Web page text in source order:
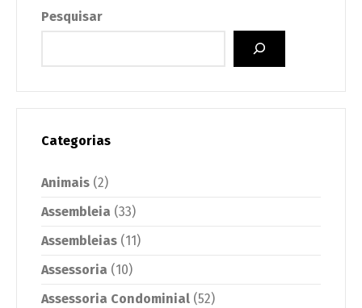
Pesquisar
Categorias
Animais (2)
Assembleia (33)
Assembleias (11)
Assessoria (10)
Assessoria Condominial (52)